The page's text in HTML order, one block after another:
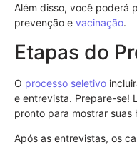
Além disso, você poderá
prevenção e vacinação.
Etapas do
O processo seletivo
e entrevista. Prepare-se!
pronto para mostrar suas
Após as entrevistas, os